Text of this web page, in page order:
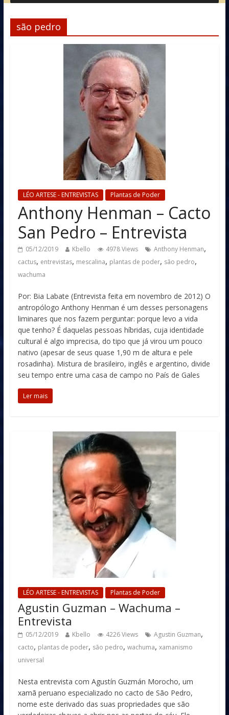
são pedro
LÉO ARTESE - ENTREVISTAS Plantas de Poder
Anthony Henman – Cacto
San Pedro – Entrevista
05/12/2019 Kbello 4978 Views Anthony Henman,
cactus, entrevistas, mescalina, plantas de poder, são pedro,
wachuma
Por: Bia Labate (Entrevista feita em novembro de 2012) O
antropólogo Anthony Henman é um desses personagens
liminares que nos fazem perguntar: porque levo a vida
que tenho? É daquelas pessoas híbridas, cuja identidade
cultural é algo imprecisa, do tipo que já virou um pouco
nativo (apesar de seus quase 1,90 m de altura e pele
rosadinha). Mistura de brasileiro, inglês e argentino, divide
seu tempo entre uma casa de campo no País de Gales
Ler mais
LÉO ARTESE - ENTREVISTAS Plantas de Poder
Agustin Guzman – Wachuma –
Entrevista
05/12/2019 Kbello 4226 Views Agustin Guzman,
cacto, plantas de poder, são pedro, wachuma, xamanismo
universal
Nesta entrevista com Agustín Guzmán Morocho, um
xamã peruano especializado no cacto de São Pedro,
nome este derivado das suas propriedades que são